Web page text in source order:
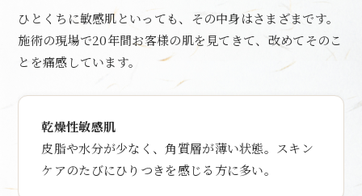
ひとくちに敏感肌といっても、その中身はさまざまです。
施術の現場で20年間お客様の肌を見てきて、改めてそのこ
とを痛感しています。
乾燥性敏感肌
皮脂や水分が少なく、角質層が薄い状態。スキン
ケアのたびにひりつきを感じる方に多い。